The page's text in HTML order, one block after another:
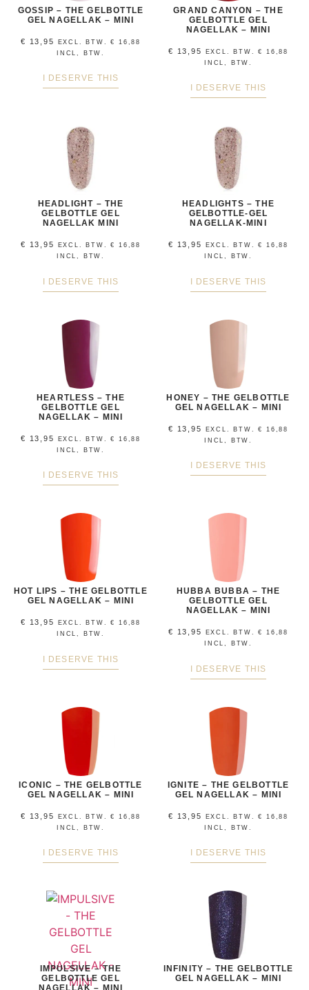
GOSSIP – THE GELBOTTLE
GEL NAGELLAK – MINI
€ 13,95 EXCL. BTW.€
16,88
INCL, BTW.
I DESERVE THIS
GRAND CANYON – THE
GELBOTTLE GEL
NAGELLAK – MINI
€ 13,95 EXCL. BTW.€
16,88
INCL, BTW.
I DESERVE THIS
HEADLIGHT – THE
GELBOTTLE GEL
NAGELLAK MINI
€ 13,95 EXCL. BTW.€
16,88
INCL, BTW.
I DESERVE THIS
HEADLIGHTS – THE
GELBOTTLE-GEL
NAGELLAK-MINI
€ 13,95 EXCL. BTW.€
16,88
INCL, BTW.
I DESERVE THIS
HEARTLESS – THE
GELBOTTLE GEL
NAGELLAK – MINI
€ 13,95 EXCL. BTW.€
16,88
INCL, BTW.
I DESERVE THIS
HONEY – THE GELBOTTLE
GEL NAGELLAK – MINI
€ 13,95 EXCL. BTW.€
16,88
INCL, BTW.
I DESERVE THIS
HOT LIPS – THE GELBOTTLE
GEL NAGELLAK – MINI
€ 13,95 EXCL. BTW.€
16,88
INCL, BTW.
I DESERVE THIS
HUBBA BUBBA – THE
GELBOTTLE GEL
NAGELLAK – MINI
€ 13,95 EXCL. BTW.€
16,88
INCL, BTW.
I DESERVE THIS
ICONIC – THE GELBOTTLE
GEL NAGELLAK – MINI
€ 13,95 EXCL. BTW.€
16,88
INCL, BTW.
I DESERVE THIS
IGNITE – THE GELBOTTLE
GEL NAGELLAK – MINI
€ 13,95 EXCL. BTW.€
16,88
INCL, BTW.
I DESERVE THIS
IMPULSIVE – THE
GELBOTTLE GEL
INFINITY – THE GELBOTTLE
GEL NAGELLAK – MINI